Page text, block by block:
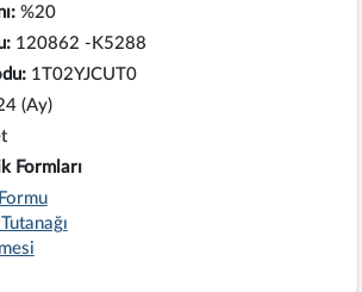
%20
120862 -K5288
1T02YJCUT0
(Ay)
Formları